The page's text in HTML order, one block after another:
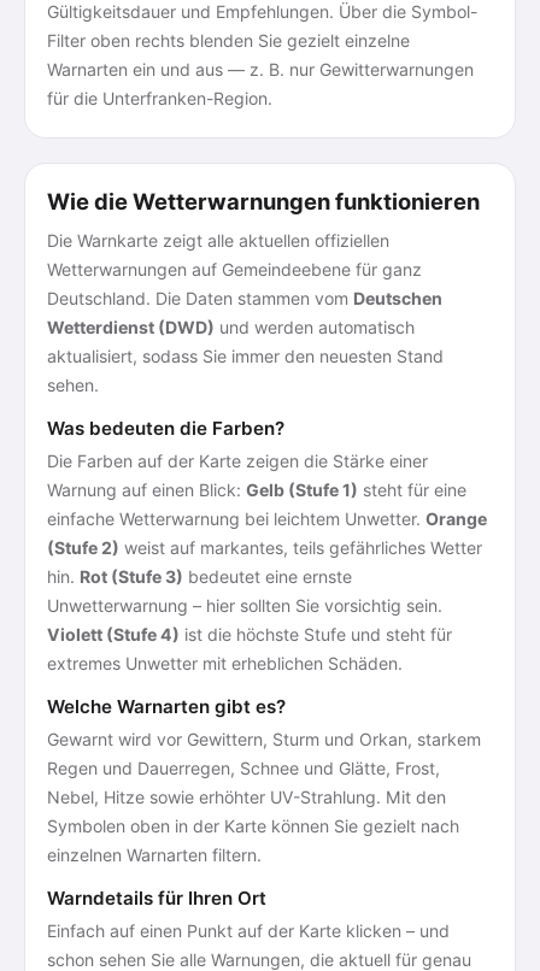
Gültigkeitsdauer und Empfehlungen. Über die Symbol-
Filter oben rechts blenden Sie gezielt einzelne
Warnarten ein und aus — z. B. nur Gewitterwarnungen
für die Unterfranken-Region.
Wie die Wetterwarnungen funktionieren
Die Warnkarte zeigt alle aktuellen offiziellen
Wetterwarnungen auf Gemeindeebene für ganz
Deutschland. Die Daten stammen vom Deutschen
Wetterdienst (DWD) und werden automatisch
aktualisiert, sodass Sie immer den neuesten Stand
sehen.
Was bedeuten die Farben?
Die Farben auf der Karte zeigen die Stärke einer
Warnung auf einen Blick: Gelb (Stufe 1) steht für eine
einfache Wetterwarnung bei leichtem Unwetter. Orange
(Stufe 2) weist auf markantes, teils gefährliches Wetter
hin. Rot (Stufe 3) bedeutet eine ernste
Unwetterwarnung – hier sollten Sie vorsichtig sein.
Violett (Stufe 4) ist die höchste Stufe und steht für
extremes Unwetter mit erheblichen Schäden.
Welche Warnarten gibt es?
Gewarnt wird vor Gewittern, Sturm und Orkan, starkem
Regen und Dauerregen, Schnee und Glätte, Frost,
Nebel, Hitze sowie erhöhter UV-Strahlung. Mit den
Symbolen oben in der Karte können Sie gezielt nach
einzelnen Warnarten filtern.
Warndetails für Ihren Ort
Einfach auf einen Punkt auf der Karte klicken – und
schon sehen Sie alle Warnungen, die aktuell für genau